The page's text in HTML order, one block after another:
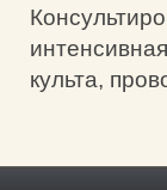
культа,